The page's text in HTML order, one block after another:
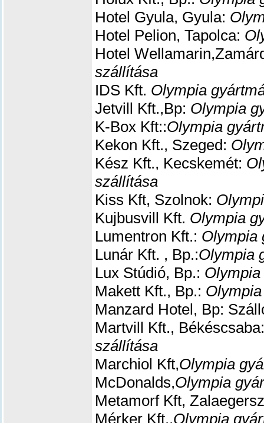
Hotel Gyula, Gyula:
Hotel Pelion, Tapolca:
Hotel
szállítása
IDS Kft. Olympia
Jetvill Kft.,Bp: Olympia
K-Box Kft::Olympia
Kekon Kft., Szeged:
Kész Kft., Kecskemét:
szállítása
Kiss Kft, Szolnok:
Kujbusvill Kft. Olympia
Lumentron Kft.: Olympia
Lunár Kft. , Bp.:Olympia
Lux Stúdió, Bp.:
Makett Kft., Bp.:
Manzard Hotel, Bp:
Martvill Kft.,
szállítása
Marchiol Kft,Olympia
McDonalds,Olympia
Metamorf Kft,
Mérker Kft.,Olympia